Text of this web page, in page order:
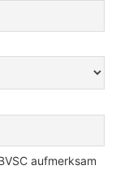
aufmerksam